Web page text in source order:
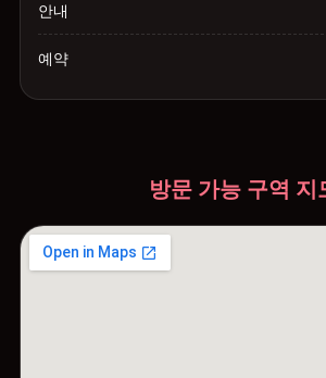
안내
예약
방문 가능 구역 지